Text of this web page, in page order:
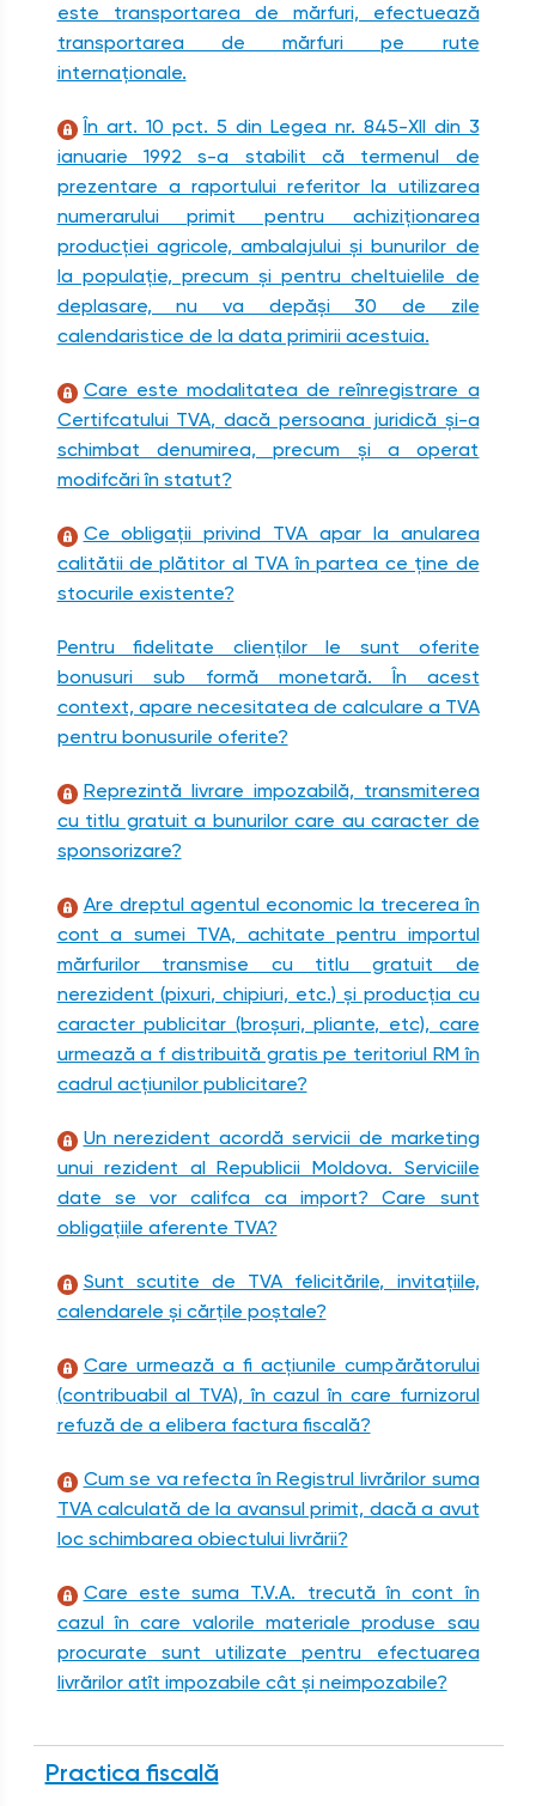
este transportarea de mărfuri, efectuează
transportarea de mărfuri pe rute
internaționale.
În art. 10 pct. 5 din Legea nr. 845-XII din 3
ianuarie 1992 s-a stabilit că termenul de
prezentare a raportului referitor la utilizarea
numerarului primit pentru achiziționarea
producției agricole, ambalajului şi bunurilor de
la populație, precum şi pentru cheltuielile de
deplasare, nu va depăşi 30 de zile
calendaristice de la data primirii acestuia.
Care este modalitatea de reînregistrare a
Certifcatului TVA, dacă persoana juridică şi-a
schimbat denumirea, precum şi a operat
modifcări în statut?
Ce obligații privind TVA apar la anularea
calitătii de plătitor al TVA în partea ce ține de
stocurile existente?
Pentru fidelitate clienților le sunt oferite
bonusuri sub formă monetară. În acest
context, apare necesitatea de calculare a TVA
pentru bonusurile oferite?
Reprezintă livrare impozabilă, transmiterea
cu titlu gratuit a bunurilor care au caracter de
sponsorizare?
Are dreptul agentul economic la trecerea în
cont a sumei TVA, achitate pentru importul
mărfurilor transmise cu titlu gratuit de
nerezident (pixuri, chipiuri, etc.) şi producția cu
caracter publicitar (broşuri, pliante, etc), care
urmează a f distribuită gratis pe teritoriul RM în
cadrul acțiunilor publicitare?
Un nerezident acordă servicii de marketing
unui rezident al Republicii Moldova. Serviciile
date se vor califca ca import? Care sunt
obligațiile aferente TVA?
Sunt scutite de TVA felicitările, invitațiile,
calendarele şi cărțile poştale?
Care urmează a fi acțiunile cumpărătorului
(contribuabil al TVA), în cazul în care furnizorul
refuză de a elibera factura fiscală?
Cum se va refecta în Registrul livrărilor suma
TVA calculată de la avansul primit, dacă a avut
loc schimbarea obiectului livrării?
Care este suma T.V.A. trecută în cont în
cazul în care valorile materiale produse sau
procurate sunt utilizate pentru efectuarea
livrărilor atît impozabile cât şi neimpozabile?
Practica fiscală